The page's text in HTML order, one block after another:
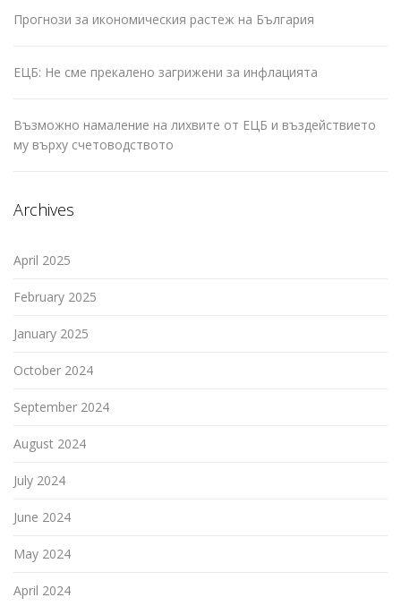
Прогнози за икономическия растеж на България
ЕЦБ: Не сме прекалено загрижени за инфлацията
Възможно намаление на лихвите от ЕЦБ и въздействието
му върху счетоводството
Archives
April 2025
February 2025
January 2025
October 2024
September 2024
August 2024
July 2024
June 2024
May 2024
April 2024